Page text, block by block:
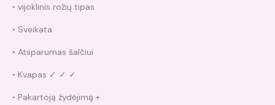
• vijoklinis rožių tipas
• Sveikata
• Atsparumas šalčiui
• Kvapas ✓ ✓ ✓
• Pakartoją žydėjimą +